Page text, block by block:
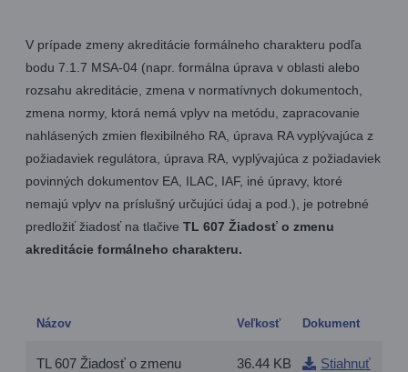
V prípade zmeny akreditácie formálneho charakteru podľa
bodu 7.1.7 MSA-04 (napr. formálna úprava v oblasti alebo
rozsahu akreditácie, zmena v normatívnych dokumentoch,
zmena normy, ktorá nemá vplyv na metódu, zapracovanie
nahlásených zmien flexibilného RA, úprava RA vyplývajúca z
požiadaviek regulátora, úprava RA, vyplývajúca z požiadaviek
povinných dokumentov EA, ILAC, IAF, iné úpravy, ktoré
nemajú vplyv na príslušný určujúci údaj a pod.), je potrebné
predložiť žiadosť na tlačive TL 607 Žiadosť o zmenu
akreditácie formálneho charakteru.
Názov Veľkosť Dokument
TL 607 Žiadosť o zmenu
36.44 KB Stiahnuť